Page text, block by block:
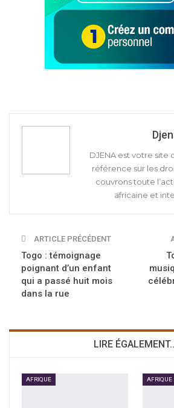
DJENA est votre site
référence sur les
couvrons toute
africaine et
ARTICLE PRÉCÉDENT
Togo : témoignage
poignant d’un enfant
qui a passé huit mois
dans la rue
LIRE
AFRIQUE AFRIQUE